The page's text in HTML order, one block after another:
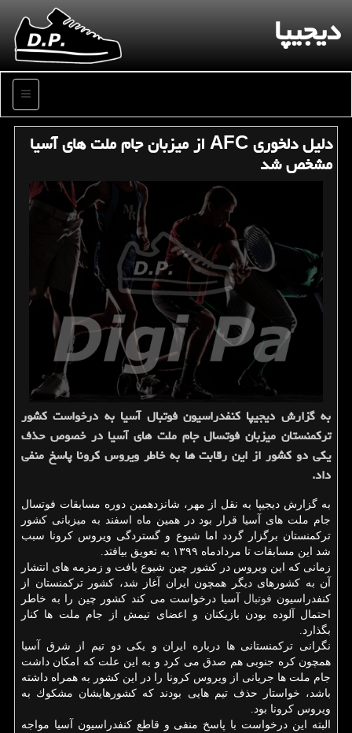
دیجیپا
منو
دلیل دلخوری AFC از میزبان جام ملت های آسیا
مشخص شد
به گزارش دیجیپا كنفدراسیون فوتبال آسیا به درخواست كشور
تركمنستان میزبان فوتسال جام ملت های آسیا در خصوص حذف
یكی دو كشور از این رقابت ها به خاطر ویروس كرونا پاسخ منفی
داد.
به گزارش دیجیپا به نقل از مهر، شانزدهمین دوره مسابقات فوتسال
جام ملت های آسیا قرار بود در همین ماه اسفند به میزبانی كشور
تركمنستان برگزار گردد اما شیوع و گستردگی ویروس كرونا سبب
شد این مسابقات تا مردادماه ۱۳۹۹ به تعویق بیافتد.
زمانی كه این ویروس در كشور چین شیوع یافت و زمزمه های انتشار
آن به كشورهای دیگر همچون ایران آغاز شد، كشور تركمنستان از
كنفدراسیون فوتبال آسیا درخواست می كند كشور چین را به خاطر
احتمال آلوده بودن بازیكنان و اعضای تیمش از جام ملت ها كنار
بگذارد.
نگرانی تركمنستانی ها درباره ایران و یكی دو تیم از شرق آسیا
همچون كره جنوبی هم صدق می كرد و به این علت كه امكان داشت
جام ملت ها جریانی از ویروس كرونا را در این كشور به همراه داشته
باشد، خواستار حذف تیم هایی بودند كه كشورهایشان مشكوك به
ویروس كرونا بود.
البته این درخواست با پاسخ منفی و قاطع كنفدراسیون آسیا مواجه